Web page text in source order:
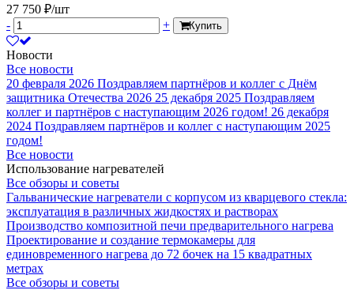
27 750 ₽/шт
-
+ Купить
Новости
Все новости
20 февраля 2026 Поздравляем партнёров и коллег с Днём
защитника Отечества 2026 25 декабря 2025 Поздравляем
коллег и партнёров с наступающим 2026 годом! 26 декабря
2024 Поздравляем партнёров и коллег с наступающим 2025
годом!
Все новости
Использование нагревателей
Все обзоры и советы
Гальванические нагреватели с корпусом из кварцевого стекла:
эксплуатация в различных жидкостях и растворах
Производство композитной печи предварительного нагрева
Проектирование и создание термокамеры для
единовременного нагрева до 72 бочек на 15 квадратных
метрах
Все обзоры и советы